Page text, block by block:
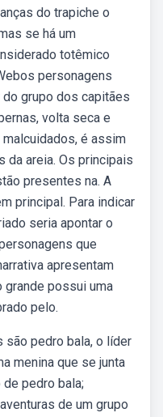
do trapiche o
se há um
totêmico
personagens
grupo dos capitães
volta seca e
é assim
da areia. Os principais
presentes na. A
principal. Para indicar
seria apontar o
que
apresentam
grande possui uma
pelo.
pedro bala, o líder
menina que se junta
de pedro bala;
de um grupo